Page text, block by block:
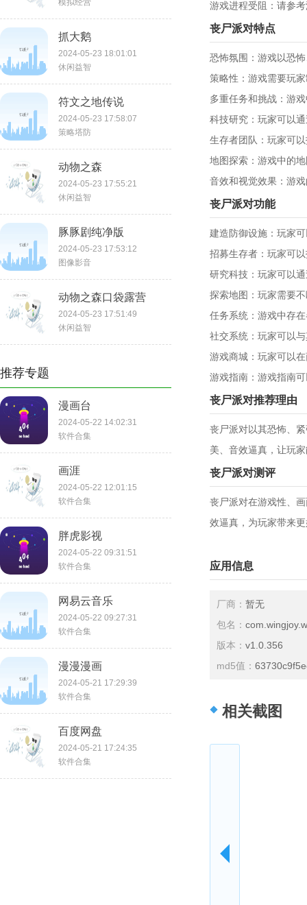
模拟经营
抓大鹅
2024-05-23 18:01:01
休闲益智
符文之地传说
2024-05-23 17:58:07
策略塔防
动物之森
2024-05-23 17:55:21
休闲益智
豚豚剧纯净版
2024-05-23 17:53:12
图像影音
动物之森口袋露营
2024-05-23 17:51:49
休闲益智
推荐专题
漫画台
2024-05-22 14:02:31
软件合集
画涯
2024-05-22 12:01:15
软件合集
胖虎影视
2024-05-22 09:31:51
软件合集
网易云音乐
2024-05-22 09:27:31
软件合集
漫漫漫画
2024-05-21 17:29:39
软件合集
百度网盘
2024-05-21 17:24:35
软件合集
游戏进程受阻：请参
丧尸派对特点
恐怖氛围：游戏以恐
策略性：游戏需要玩
多重任务和挑战：游
科技研究：玩家可以
生存者团队：玩家可
地图探索：游戏中的
音效和视觉效果：游
丧尸派对功能
建造防御设施：玩家
招募生存者：玩家可
研究科技：玩家可以
探索地图：玩家需要
任务系统：游戏中存
社交系统：玩家可以
游戏商城：玩家可以
游戏指南：游戏指南
丧尸派对推荐理由
丧尸派对以其恐怖、
美、音效逼真，让玩
丧尸派对测评
丧尸派对在游戏性、
效逼真，为玩家带来
应用信息
厂商： 暂无
包名：
版本： v1.0.356
md5值：
相关截图